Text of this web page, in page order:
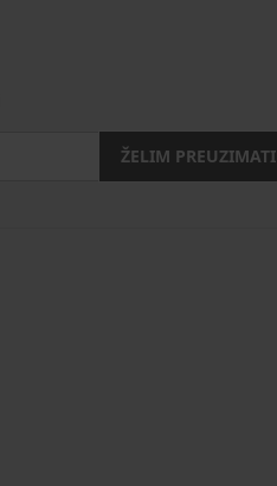
ŽELIM PREUZIMATI